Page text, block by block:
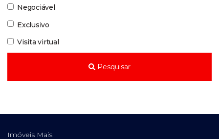
Negociável
Exclusivo
Visita virtual
Pesquisar
Imóveis Mais